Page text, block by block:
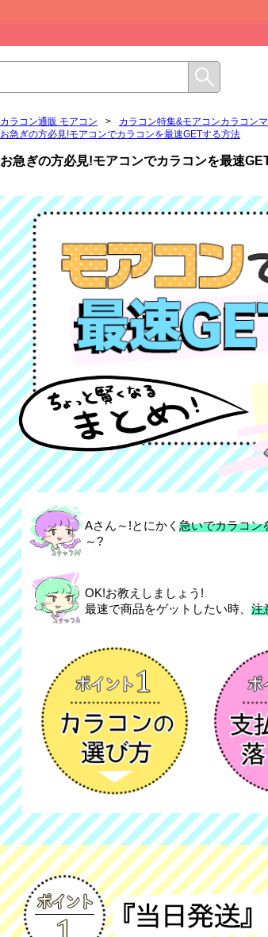
カラコン通販 モアコン > カラコン特集&モアコンカラコン
お急ぎの方必見!モアコンでカラコンを最速GETする方法
お急ぎの方必見!モアコンでカラコンを最速
Aさん～!とにかく 急いでカラコン
～?
OK!お教えしましょう!
最速で商品をゲットしたい時、 注